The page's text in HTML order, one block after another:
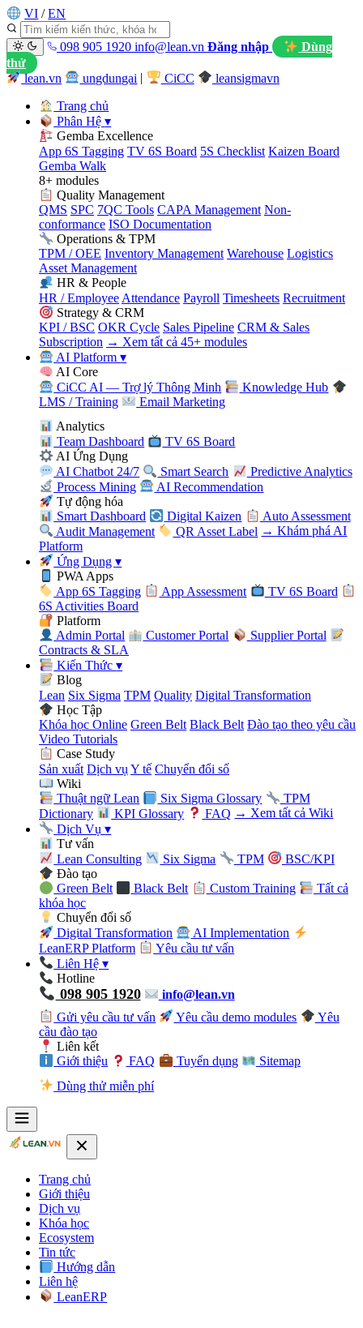
VI / EN
098 905 1920 info@lean.vn Đăng nhập
Dùng
thử
lean.vn
ungdungai CiCC leansigmavn
Trang chủ
Phân Hệ▾
Gemba Excellence
App 6S Tagging TV 6S Board 5S Checklist Kaizen Board
Gemba Walk
8+ modules
Quality Management
QMS SPC 7QC Tools CAPA Management Non-
conformance ISO Documentation
Operations & TPM
TPM / OEE Inventory Management Warehouse Logistics
Asset Management
HR & People
HR / Employee Attendance Payroll Timesheets Recruitment
Strategy & CRM
KPI / BSC OKR Cycle Sales Pipeline CRM & Sales
Subscription → Xem tất cả 45+ modules
AI Platform▾
AI Core
CiCC AI — Trợ lý Thông Minh
Knowledge Hub
LMS / Training
Email Marketing
Analytics
Team Dashboard
TV 6S Board
AI Ứng Dụng
AI Chatbot 24/7
Smart Search
Predictive Analytics
Process Mining
AI Recommendation
Tự động hóa
Smart Dashboard
Digital Kaizen
Auto Assessment
Audit Management
QR Asset Label → Khám phá AI
Platform
Ứng Dụng▾
PWA Apps
App 6S Tagging
App Assessment
TV 6S Board
6S Activities Board
Platform
Admin Portal
Customer Portal
Supplier Portal
Contracts & SLA
Kiến Thức▾
Blog
Lean Six Sigma TPM Quality Digital Transformation
Học Tập
Khóa học Online Green Belt Black Belt Đào tạo theo yêu cầu
Video Tutorials
Case Study
Sản xuất Dịch vụ Y tế Chuyển đổi số
Wiki
Thuật ngữ Lean
Six Sigma Glossary
TPM
Dictionary
KPI Glossary FAQ → Xem tất cả Wiki
Dịch Vụ▾
Tư vấn
Lean Consulting
Six Sigma TPM
BSC/KPI
Đào tạo
Green Belt
Black Belt Custom Training
Tất cả
khóa học
Chuyển đổi số
Digital Transformation
AI Implementation
LeanERP Platform
Yêu cầu tư vấn
Liên Hệ▾
Hotline
098 905 1920
info@lean.vn
Gửi yêu cầu tư vấn
Yêu cầu demo modules
Yêu
cầu đào tạo
Liên kết
Giới thiệu
FAQ Tuyển dụng
Sitemap
Dùng thử miễn phí
Trang chủ
Giới thiệu
Dịch vụ
Khóa học
Ecosystem
Tin tức
Hướng dẫn
Liên hệ
LeanERP